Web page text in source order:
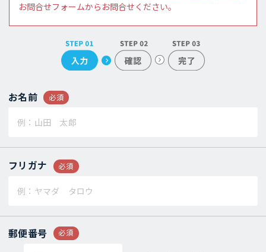
お問合せフォームからお問合せください。
お名前 必須
フリガナ 必須
郵便番号 必須